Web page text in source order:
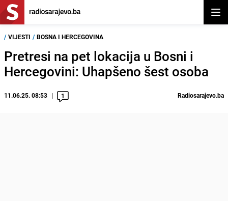
/ VIJESTI / BOSNA I HERCEGOVINA
Pretresi na pet lokacija u Bosni i
Hercegovini: Uhapšeno šest osoba
11.06.25. 08:53 1 Radiosarajevo.ba